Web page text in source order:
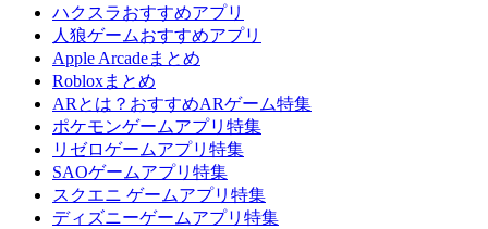
ハクスラおすすめアプリ
人狼ゲームおすすめアプリ
Apple Arcadeまとめ
Robloxまとめ
ARとは？おすすめARゲーム特集
ポケモンゲームアプリ特集
リゼロゲームアプリ特集
SAOゲームアプリ特集
スクエニ ゲームアプリ特集
ディズニーゲームアプリ特集